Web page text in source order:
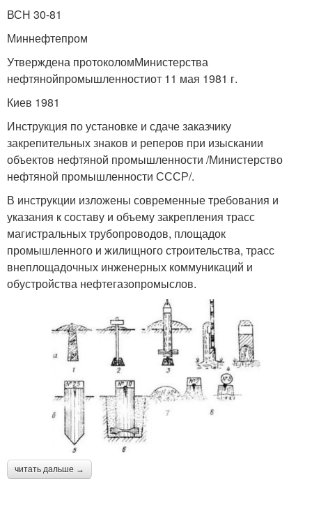
ВСН 30-81
Миннефтепром
Утверждена протоколомМинистерства
нефтянойпромышленностиот 11 мая 1981 г.
Киев 1981
Инструкция по установке и сдаче заказчику
закрепительных знаков и реперов при изыскании
объектов нефтяной промышленности /Министерство
нефтяной промышленности СССР/.
В инструкции изложены современные требования и
указания к составу и объему закрепления трасс
магистральных трубопроводов, площадок
промышленного и жилищного строительства, трасс
внеплощадочных инженерных коммуникаций и
обустройства нефтегазопромыслов.
читать дальше →